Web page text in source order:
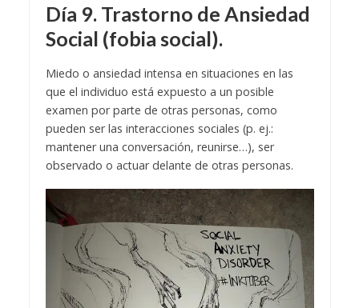
Día 9. Trastorno de Ansiedad
Social (fobia social).
Miedo o ansiedad intensa en situaciones en las
que el individuo está expuesto a un posible
examen por parte de otras personas, como
pueden ser las interacciones sociales (p. ej.:
mantener una conversación, reunirse…), ser
observado o actuar delante de otras personas.